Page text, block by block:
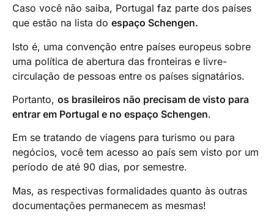
Caso você não saiba, Portugal faz parte dos países
que estão na lista do espaço Schengen.
Isto é, uma convenção entre países europeus sobre
uma política de abertura das fronteiras e livre-
circulação de pessoas entre os países signatários.
Portanto, os brasileiros não precisam de visto para
entrar em Portugal e no espaço Schengen.
Em se tratando de viagens para turismo ou para
negócios, você tem acesso ao país sem visto por um
período de até 90 dias, por semestre.
Mas, as respectivas formalidades quanto às outras
documentações permanecem as mesmas!